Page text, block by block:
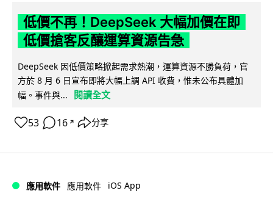
低價不再！DeepSeek 大幅加價在即
低價搶客反釀運算資源告急
DeepSeek 因低價策略掀起需求熱潮，運算資源不勝負荷，官
方於 8 月 6 日宣布即將大幅上調 API 收費，惟未公布具體加
幅。事件與...
閱讀全文
53 16 ↗ 分享
應用軟件 應用軟件 iOS App